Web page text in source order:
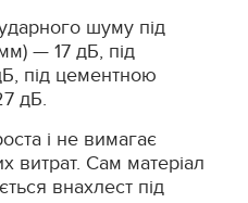
шуму під
— 17 дБ, під
під цементною
дБ.
і не вимагає
витрат. Сам матеріал
внахлест під